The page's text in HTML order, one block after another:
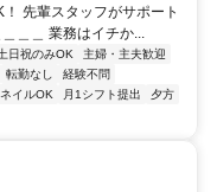
先輩スタッフがサポート
＿＿ 業務はイチか...
日祝のみOK
主婦・主夫歓迎
転勤なし
経験不問
ネイルOK 月1シフト提出
夕方